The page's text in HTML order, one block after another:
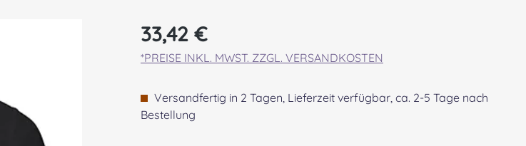
Regulärer Preis:
33,42 €
*PREISE INKL. MWST. ZZGL. VERSANDKOSTEN
Versandfertig in 2 Tagen, Lieferzeit verfügbar, ca. 2-5 Tage nach
Bestellung